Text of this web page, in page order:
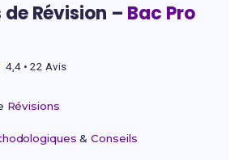
de Révision – Bac Pro
4,4 • 22 Avis
Révisions
&Conseils